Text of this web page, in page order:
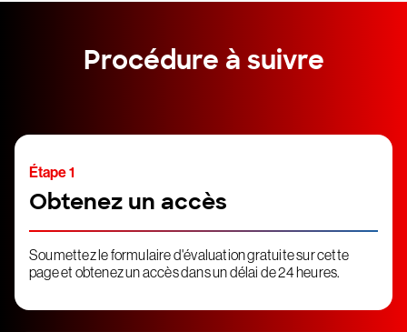
Procédure à suivre
Étape 1
Obtenez un accès
Soumettez le formulaire d'évaluation gratuite sur cette
page et obtenez un accès dans un délai de 24 heures.